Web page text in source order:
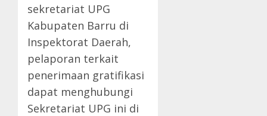
sekretariat UPG
Kabupaten Barru di
Inspektorat Daerah,
pelaporan terkait
penerimaan gratifikasi
dapat menghubungi
Sekretariat UPG ini di